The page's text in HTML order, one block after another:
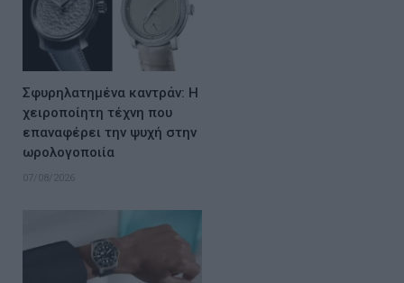
Σφυρηλατημένα καντράν: Η
χειροποίητη τέχνη που
επαναφέρει την ψυχή στην
ωρολογοποιία
07/08/2026